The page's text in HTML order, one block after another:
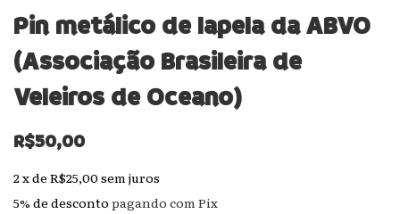
Pin metálico de lapela da ABVO
(Associação Brasileira de
Veleiros de Oceano)
R$50,00
2xde R$25,00 sem juros
5% de desconto pagando com Pix